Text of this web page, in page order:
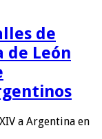
de
de León
a Argentina en